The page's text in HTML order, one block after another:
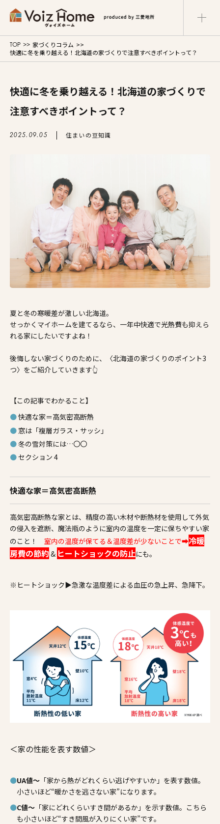
よくある質問 来場予約 資料請求
新着情報
コーポレートサイト リフォームサイト
マンションサイト
Voiz Homeの家づくり
商品ラインナップ
展示場・モデルハウス
施工事例
家づくりコラム
TOP
家づくりコラム
快適に冬を乗り越える！北海道の家づくりで注意すべきポイントって？
快適に冬を乗り越える！北海道の家づくりで
注意すべきポイントって？
2025.09.05 住まいの豆知識
夏と冬の寒暖差が激しい北海道。
せっかくマイホームを建てるなら、一年中快適で光熱費も抑えら
れる家にしたいですよね！
後悔しない家づくりのために、〈北海道の家づくりのポイント3
つ〉をご紹介していきます👆
【この記事でわかること】
快適な家＝高気密高断熱
窓は「複層ガラス・サッシ」
冬の雪対策には…〇〇
セクション 4
快適な家＝高気密高断熱
高気密高断熱な家とは、精度の高い木材や断熱材を使用して外気
の侵入を遮断、魔法瓶のように室内の温度を一定に保ちやすい家
のこと！ 室内の温度が保てる＆温度差が少ないことで➡冷暖
房費の節約 & ヒートショックの防止にも。
※ヒートショック▶急激な温度差による血圧の急上昇、急降下。
＜家の性能を表す数値＞
UA値～ 「家から熱がどれくらい逃げやすいか」を表す数値。
小さいほど“暖かさを逃さない家”になります。
C値～ 「家にどれくらいすき間があるか」を示す数値。こちら
も小さいほど“すき間風が入りにくい家”です。